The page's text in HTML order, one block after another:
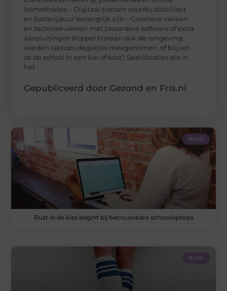
lesmethodes – Digitaal toetsen waarbij stabiliteit
en batterijduur belangrijk zijn – Creatieve vakken
en techniekvakken met zwaardere software of extra
aansluitingen Koppel hieraan ook de omgeving:
worden laptops dagelijks meegenomen, of blijven
ze op school in een kar of kast? Specificaties die in
het
Gepubliceerd door Gezond en Fris.nl
BLOG
Rust in de klas begint bij betrouwbare schoollaptops
BLOG